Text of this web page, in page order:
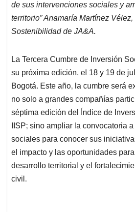
de sus intervenciones sociales y
territorio” Anamaría Martínez
Sostenibilidad de JA&A.
La Tercera Cumbre de Inversión
su próxima edición, el 18 y 19 de
Bogotá. Este año, la cumbre será
no solo a grandes compañías
séptima edición del Índice de
IISP; sino ampliar la convocatoria
sociales para conocer sus
el impacto y las oportunidades
desarrollo territorial y el
civil.